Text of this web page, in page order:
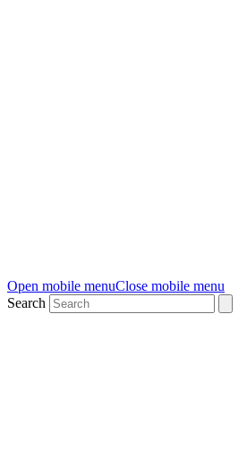
Open mobile menuClose mobile menu
Search